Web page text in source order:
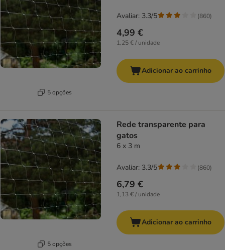
5 opções
4,99 €
1,25 € / unidade
Avaliar: 3.3/5 (860)
Adicionar ao carrinho
5 opções
Rede transparente para
gatos
6 x 3 m
6,79 €
1,13 € / unidade
Avaliar: 3.3/5 (860)
Adicionar ao carrinho